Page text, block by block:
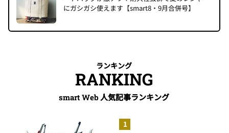
にガシガシ使えます【smart8・9月合併号】
ランキング
RANKING
smart Web 人気記事ランキング